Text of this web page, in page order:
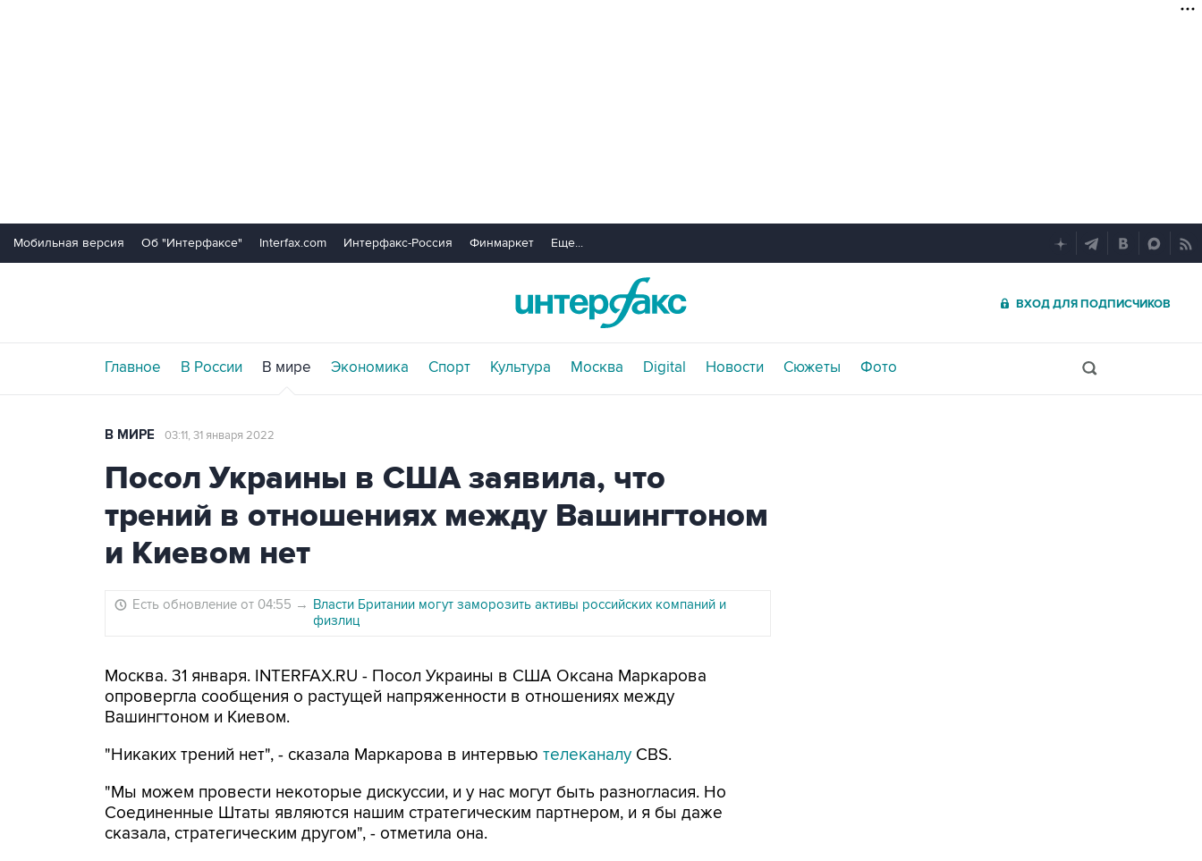
Мобильная версия Об "Интерфаксе" Interfax.com Интерфакс-Россия Финмаркет Еще...
ВХОД ДЛЯ ПОДПИСЧИКОВ
Главное В России В мире Экономика Спорт Культура Москва Digital Новости Сюжеты Фото
В МИРЕ 03:11, 31 января 2022
Посол Украины в США заявила, что
трений в отношениях между Вашингтоном
и Киевом нет
Есть обновление от 04:55 → Власти Британии могут заморозить активы российских компаний и
физлиц
Москва. 31 января. INTERFAX.RU - Посол Украины в США Оксана Маркарова
опровергла сообщения о растущей напряженности в отношениях между
Вашингтоном и Киевом.
"Никаких трений нет", - сказала Маркарова в интервью телеканалу CBS.
"Мы можем провести некоторые дискуссии, и у нас могут быть разногласия. Но
Соединенные Штаты являются нашим стратегическим партнером, и я бы даже
сказала, стратегическим другом", - отметила она.